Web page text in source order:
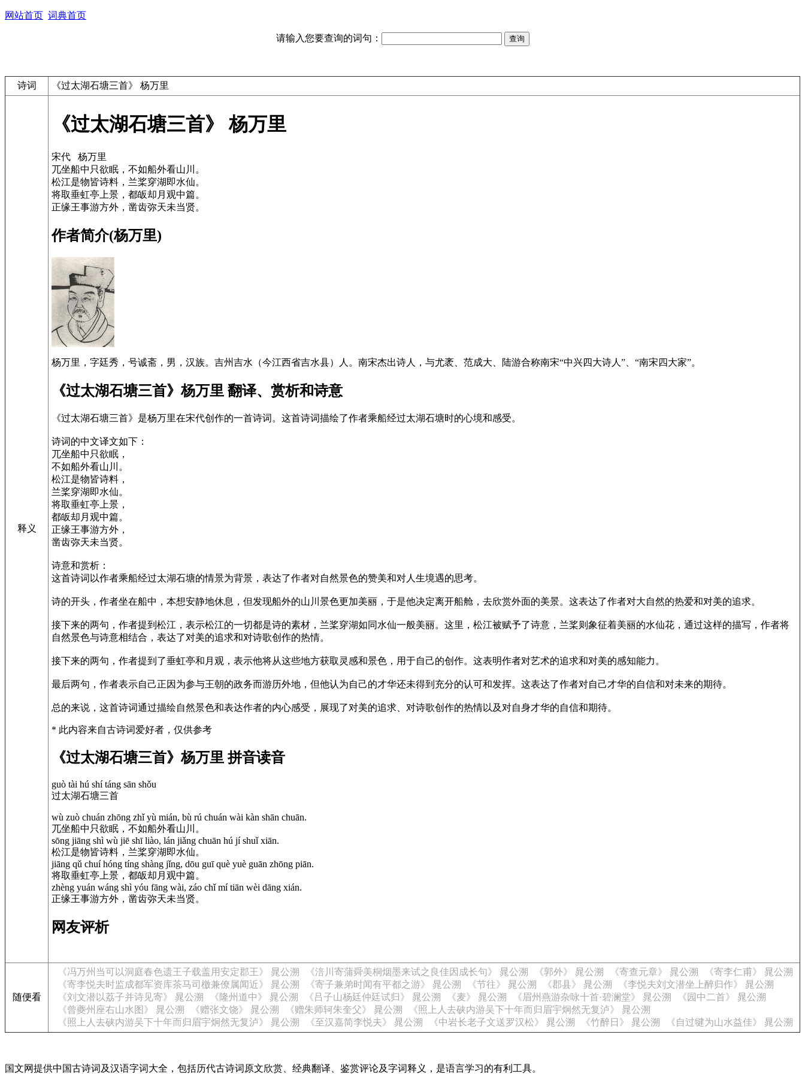
网站首页 词典首页
请输入您要查询的词句：
诗词 《过太湖石塘三首》 杨万里
释义
《过太湖石塘三首》 杨万里
宋代 杨万里
兀坐船中只欲眠，不如船外看山川。
松江是物皆诗料，兰桨穿湖即水仙。
将取垂虹亭上景，都皈却月观中篇。
正缘王事游方外，凿齿弥天未当贤。
作者简介(杨万里)
杨万里，字廷秀，号诚斋，男，汉族。吉州吉水（今江西省吉水县）人。南宋杰出诗人，与尤袤、范成大、陆游合称南宋“中兴四大诗人”、“南宋四大家”。
《过太湖石塘三首》杨万里 翻译、赏析和诗意
《过太湖石塘三首》是杨万里在宋代创作的一首诗词。这首诗词描绘了作者乘船经过太湖石塘时的心境和感受。
诗词的中文译文如下：
兀坐船中只欲眠，
不如船外看山川。
松江是物皆诗料，
兰桨穿湖即水仙。
将取垂虹亭上景，
都皈却月观中篇。
正缘王事游方外，
凿齿弥天未当贤。
诗意和赏析：
这首诗词以作者乘船经过太湖石塘的情景为背景，表达了作者对自然景色的赞美和对人生境遇的思考。
诗的开头，作者坐在船中，本想安静地休息，但发现船外的山川景色更加美丽，于是他决定离开船舱，去欣赏外面的美景。这表达了作者对大自然的热爱和对美的追求。
接下来的两句，作者提到松江，表示松江的一切都是诗的素材，兰桨穿湖如同水仙一般美丽。这里，松江被赋予了诗意，兰桨则象征着美丽的水仙花，通过这样的描写，作者将
自然景色与诗意相结合，表达了对美的追求和对诗歌创作的热情。
接下来的两句，作者提到了垂虹亭和月观，表示他将从这些地方获取灵感和景色，用于自己的创作。这表明作者对艺术的追求和对美的感知能力。
最后两句，作者表示自己正因为参与王朝的政务而游历外地，但他认为自己的才华还未得到充分的认可和发挥。这表达了作者对自己才华的自信和对未来的期待。
总的来说，这首诗词通过描绘自然景色和表达作者的内心感受，展现了对美的追求、对诗歌创作的热情以及对自身才华的自信和期待。
* 此内容来自古诗词爱好者，仅供参考
《过太湖石塘三首》杨万里 拼音读音
guò tài hú shí táng sān shǒu
过太湖石塘三首
wù zuò chuán zhōng zhǐ yù mián, bù rú chuán wài kàn shān chuān.
兀坐船中只欲眠，不如船外看山川。
sōng jiāng shì wù jiē shī liào, lán jiǎng chuān hú jí shuǐ xiān.
松江是物皆诗料，兰桨穿湖即水仙。
jiāng qǔ chuí hóng tíng shàng jǐng, dōu guī què yuè guān zhōng piān.
将取垂虹亭上景，都皈却月观中篇。
zhèng yuán wáng shì yóu fāng wài, záo chǐ mí tiān wèi dāng xián.
正缘王事游方外，凿齿弥天未当贤。
网友评析
随便看
《冯万州当可以洞庭春色遗王子载盖用安定郡王》 晁公溯 《涪川寄蒲舜美桐烟墨来试之良佳因成长句》 晁公溯 《郭外》 晁公溯 《寄查元章》 晁公溯
《寄李仁甫》 晁公溯
《寄李悦夫时监成都军资库茶马司檄兼僚属闻近》 晁公溯
《寄子兼弟时闻有平都之游》 晁公溯 《节往》 晁公溯 《郡县》 晁公溯
《李悦夫刘文潜坐上醉归作》 晁公溯
《刘文潜以荔子并诗见寄》 晁公溯
《隆州道中》 晁公溯 《吕子山杨廷仲廷试归》 晁公溯 《麦》 晁公溯 《眉州燕游杂咏十首·碧澜堂》 晁公溯
《园中二首》 晁公溯
《曾夔州座右山水图》 晁公溯
《赠张文饶》 晁公溯 《赠朱师轲朱奎父》 晁公溯
《照上人去硖内游吴下十年而归眉宇炯然无复泸》 晁公溯
《照上人去硖内游吴下十年而归眉宇炯然无复泸》 晁公溯
《至汉嘉简李悦夫》 晁公溯 《中岩长老子文送罗汉松》 晁公溯 《竹醉日》 晁公溯 《自过犍为山水益佳》 晁公溯
国文网提供中国古诗词及汉语字词大全，包括历代古诗词原文欣赏、经典翻译、鉴赏评论及字词释义，是语言学习的有利工具。